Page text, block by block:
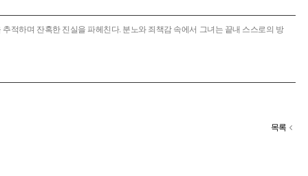
적하며 잔혹한 진실을 파헤친다. 분노와 죄책감 속에서 그녀는 끝내 스스로의 방
목록